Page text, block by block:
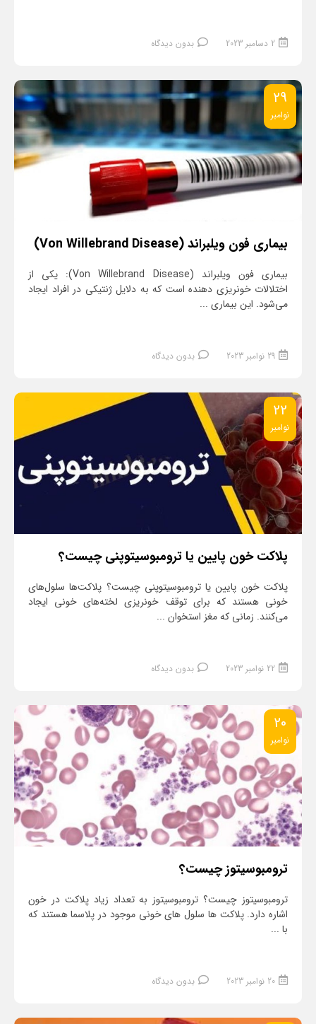
2 دسامبر 2023 بدون دیدگاه
ادامه مطلب
29
نوامبر
بیماری فون ویلبراند (Von Willebrand Disease)
بیماری فون ویلبراند (Von Willebrand Disease): یکی از
اختلالات خونریزی دهنده است که به دلایل ژنتیکی در افراد ایجاد
می‌‌شود. این بیماری ...
29 نوامبر 2023 بدون دیدگاه
22
نوامبر
پلاکت خون پایین یا ترومبوسیتوپنی چیست؟
پلاکت خون پایین یا ترومبوسیتوپنی چیست؟ پلاکت‌ها سلول‌های
خونی هستند که برای توقف خونریزی لخته‌های خونی ایجاد
می‌کنند. زمانی که مغز استخوان ...
22 نوامبر 2023 بدون دیدگاه
ادامه مطلب
20
نوامبر
ترومبوسیتوز چیست؟
ترومبوسیتوز چیست؟ ترومبوسیتوز به تعداد زیاد پلاکت در خون
اشاره دارد. پلاکت ها سلول های خونی موجود در پلاسما هستند که
با ...
20 نوامبر 2023 بدون دیدگاه